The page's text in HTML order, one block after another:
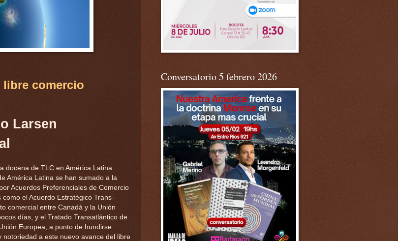
comercio
Larsen
docena de TLC en América Latina
América Latina se han sumado a la
Acuerdos Preferenciales de Comercio
el Acuerdo Estratégico Trans-
comercial entre Canadá y la Unión
días, y el Tratado Transatlántico de
Europea, a punto de hundirse
a este nuevo avance del libre
Conversatorio 5 febrero 2026